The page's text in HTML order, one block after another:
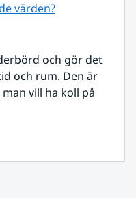
värden?
och gör det
och rum. Den är
vill ha koll på